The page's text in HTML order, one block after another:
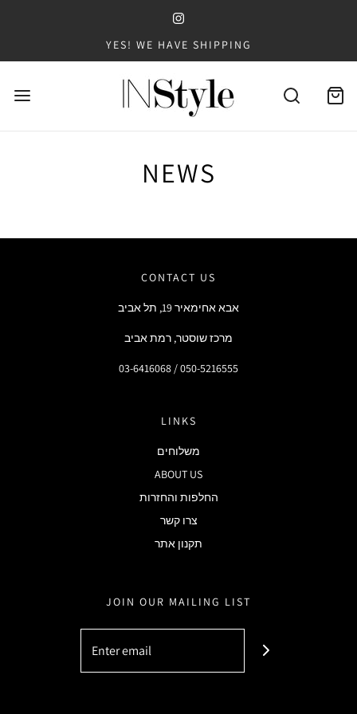
YES! WE HAVE SHIPPING
NEWS
CONTACT US
אבא אחימאיר 19, תל אביב
מרכז שוסטר, רמת אביב
03-6416068 / 050-5216555
LINKS
משלוחים
ABOUT US
החלפות והחזרות
צרו קשר
תקנון אתר
JOIN OUR MAILING LIST